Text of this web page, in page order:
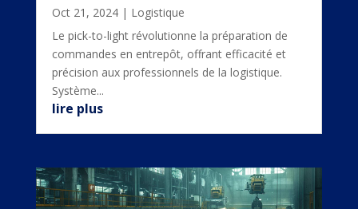
Oct 21, 2024| Logistique
Le pick-to-light révolutionne la préparation de
commandes en entrepôt, offrant efficacité et
précision aux professionnels de la logistique.
Système...
lire plus